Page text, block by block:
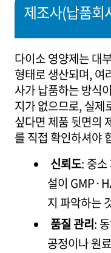
제조사(납품회
다이소 영양제는 대
형태로 생산되며, 여
사가 납품하는 방식
지가 없으므로, 실제
싶다면 제품 뒷면의
를 직접 확인하셔야
신뢰도: 중소
설이
지 파악하는
품질 관리:
공정이나 원